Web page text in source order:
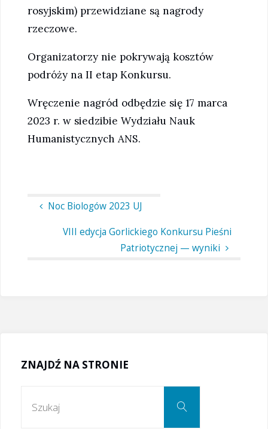
rosyjskim) przewidziane są nagrody
rzeczowe.
Organizatorzy nie pokrywają kosztów
podróży na II etap Konkursu.
Wręczenie nagród odbędzie się 17 marca
2023 r. w siedzibie Wydziału Nauk
Humanistycznych ANS.
Noc Biologów 2023 UJ
VIII edycja Gorlickiego Konkursu Pieśni
Patriotycznej — wyniki
ZNAJDŹ NA STRONIE
Szukaj